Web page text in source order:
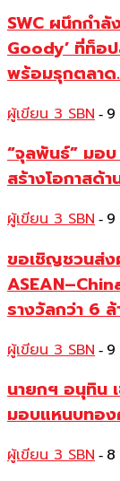
SWC ผนึกกำ
Goody’ ที่ท็อ
พร้อมรุกตลาด
ผู้เขียน 3 SBN -
“จุลพันธ์” มอ
สร้างโอกาสด้
ผู้เขียน 3 SBN -
ขอเชิญชวนส่ง
รางวัลกว่า 6 ล้
ผู้เขียน 3 SBN -
นายกฯ อนุทิน
มอบแหนบทอง
ผู้เขียน 3 SBN -